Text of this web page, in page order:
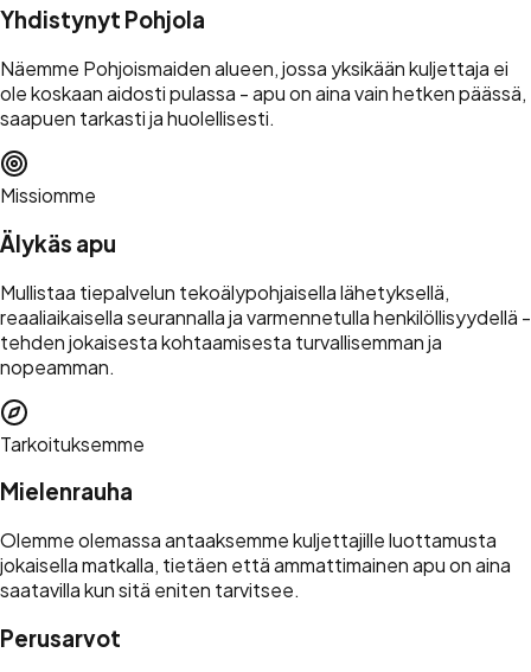
Yhdistynyt Pohjola
Näemme Pohjoismaiden alueen, jossa yksikään kuljettaja ei
ole koskaan aidosti pulassa - apu on aina vain hetken päässä,
saapuen tarkasti ja huolellisesti.
Missiomme
Älykäs apu
Mullistaa tiepalvelun tekoälypohjaisella lähetyksellä,
reaaliaikaisella seurannalla ja varmennetulla henkilöllisyydellä -
tehden jokaisesta kohtaamisesta turvallisemman ja
nopeamman.
Tarkoituksemme
Mielenrauha
Olemme olemassa antaaksemme kuljettajille luottamusta
jokaisella matkalla, tietäen että ammattimainen apu on aina
saatavilla kun sitä eniten tarvitsee.
Perusarvot